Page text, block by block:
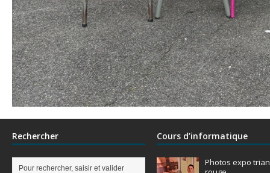
Rechercher Cours d’informatique
Photos expo